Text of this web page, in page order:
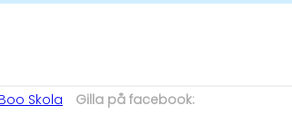
Skola Gilla på facebook: